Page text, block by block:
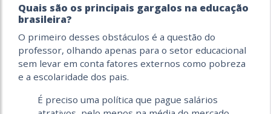
Quais são os principais gargalos na educação
brasileira?
O primeiro desses obstáculos é a questão do
professor, olhando apenas para o setor educacional
sem levar em conta fatores externos como pobreza
e a escolaridade dos pais.
É preciso uma política que pague salários